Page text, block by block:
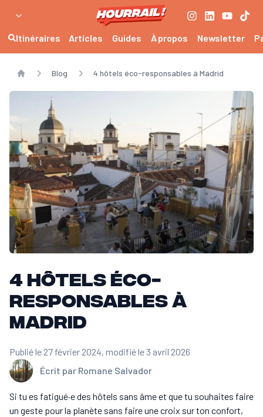
Itinéraires Articles Guides À propos Newsletter
Home
Blog 4 hôtels éco-responsables à Madrid
4 hôtels éco-
responsables à
Madrid
Écrit par Romane Salvador
Publié le 27 février 2024, modifié le 3 avril 2026
Si tu es fatigué·e des hôtels sans âme et que tu souhaites faire
un geste pour la planète sans faire une croix sur ton confort,